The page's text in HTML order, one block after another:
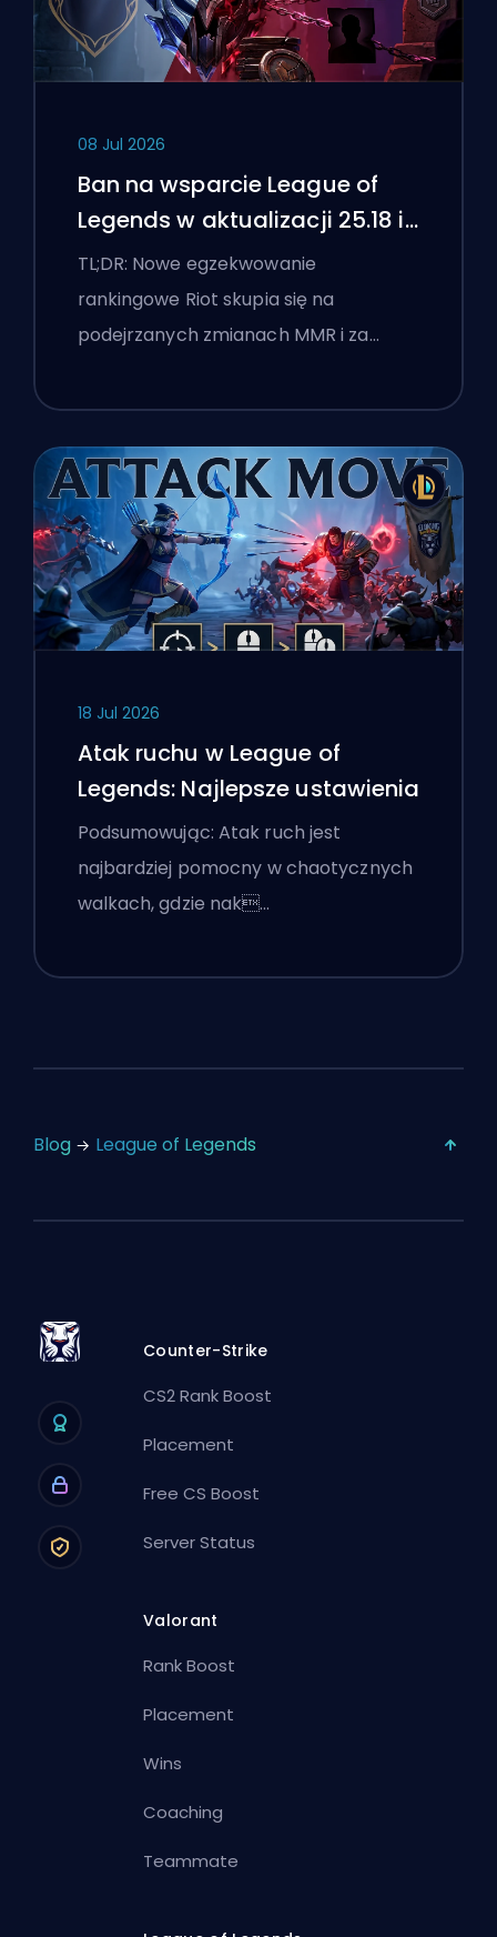
08 Jul 2026
Ban na wsparcie League of
Legends w aktualizacji 25.18 i
flagi boostingu
TL;DR: Nowe egzekwowanie
rankingowe Riot skupia się na
podejrzanych zmianach MMR i za…
18 Jul 2026
Atak ruchu w League of
Legends: Najlepsze ustawienia
Podsumowując: Atak ruch jest
najbardziej pomocny w chaotycznych
walkach, gdzie nak…
Blog League of Legends
Counter-Strike
CS2 Rank Boost
Placement
Free CS Boost
Server Status
Valorant
Rank Boost
Placement
Wins
Coaching
Teammate